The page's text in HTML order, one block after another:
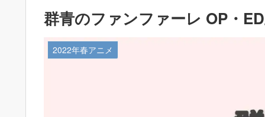
群青のファンファーレ OP・
2022年春アニメ